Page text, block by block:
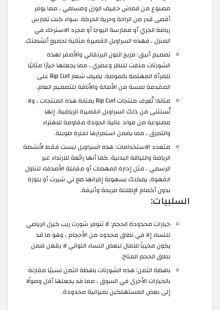
مصنوع من قماش خفيف الوزن ومسامي ، مما يوفر
أقصى قدر من الراحة وحرية الحركة. سواء كنت تمارس
رياضة الجري أو ممارسة اليوجا أو مجرد الاسترخاء في
المنزل ، فهذه السراويل القصيرة مثالية لجميع أنشطتك.
تصميم أنيق: مزيج اللون البرتقالي والأصفر لهذه
الشورتات ملفت للنظر وعصري ، مما يجعلها خيارًا مثاليًا
للمرأة المهتمة بالموضة. يضيف شعار Rip Curl على
المقدمة لمسة من الأصالة والأناقة للتصميم العام.
متانة: تُعرف منتجات Rip Curl بمتانة هذه المنتجات ، ولا
تُستثنى من ذلك السراويل القصيرة الرياضية. إنها
مصنوعة من مواد عالية الجودة مقاومة للاهتراء
والتمزق ، مما يضمن استمرارها لفترة طويلة.
متعدد الاستخدامات: هذه السراويل ليست فقط لأنشطة
الرياضة واللياقة البدنية. كما أنها رائعة للارتداء غير
الرسمي ، مثل إدارة المهمات أو مقابلة الأصدقاء لتناول
القهوة. يمكنك بسهولة إقرانها مع تي شيرت أو بلوزة
بدون أكمام لإطلالة مريحة وأنيقة.
السلبيات:
خيارات محدودة الحجم: لا تتوفر شورت ريب كيرل الرياضي
للنساء إلا في نطاق محدود من الأحجام ، وهو ما قد
يكون مخيباً للآمال لبعض النساء اللواتي لا يقعن ضمن
نطاق الحجم المتاح.
باهظة الثمن: هذه الشورتات باهظة الثمن نسبيًا مقارنة
بالخيارات الأخرى في السوق ، مما قد يجعلها أقل وصولًا
إلى بعض المستهلكين بميزانية محدودة.